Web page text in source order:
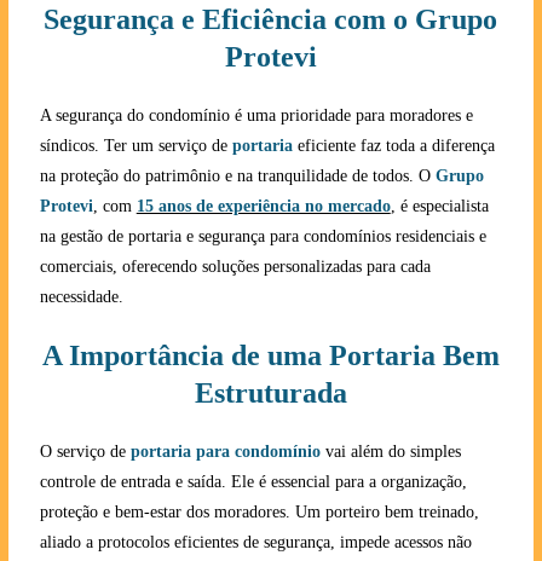
Segurança e Eficiência com o Grupo
Protevi
A segurança do condomínio é uma prioridade para moradores e
síndicos. Ter um serviço de portaria eficiente faz toda a diferença
na proteção do patrimônio e na tranquilidade de todos. O Grupo
Protevi, com 15 anos de experiência no mercado, é especialista
na gestão de portaria e segurança para condomínios residenciais e
comerciais, oferecendo soluções personalizadas para cada
necessidade.
A Importância de uma Portaria Bem
Estruturada
O serviço de portaria para condomíniovai além do simples
controle de entrada e saída. Ele é essencial para a organização,
proteção e bem-estar dos moradores. Um porteiro bem treinado,
aliado a protocolos eficientes de segurança, impede acessos não